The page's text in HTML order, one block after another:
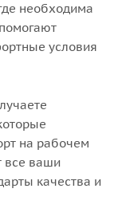
необходима
условия
на рабочем
все ваши
качества и